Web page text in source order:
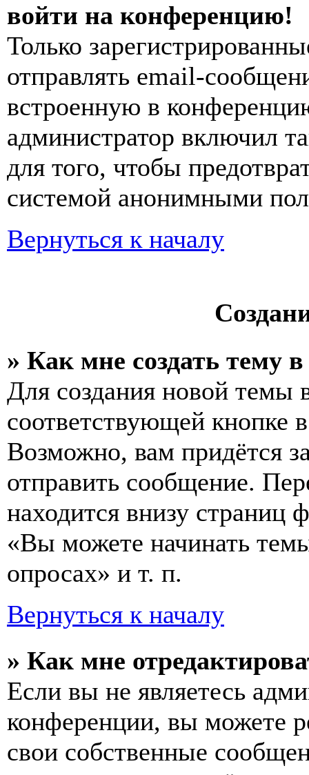
войти на конференцию!
Только
отправлять email-
встроенную в
администратор включил
для того, чтобы
системой анонимными
Вернуться к началу
» Как мне создать тему
Для создания новой темы
соответствующей кнопке
Возможно, вам придётся
отправить сообщение.
находится внизу
«Вы можете начинать
опросах» и т. п.
Вернуться к началу
» Как мне
Если вы не являетесь
конференции, вы можете
свои собственные